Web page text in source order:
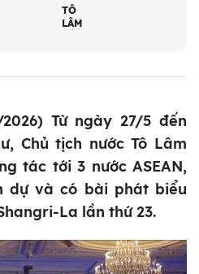
TÔ
LÂM
Từ ngày 27/5 đến
Chủ tịch nước Tô Lâm
tác tới 3 nước ASEAN,
dự và có bài phát biểu
La lần thứ 23.